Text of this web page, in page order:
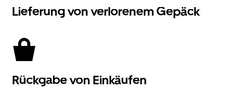
Lieferung von verlorenem Gepäck
Rückgabe von Einkäufen